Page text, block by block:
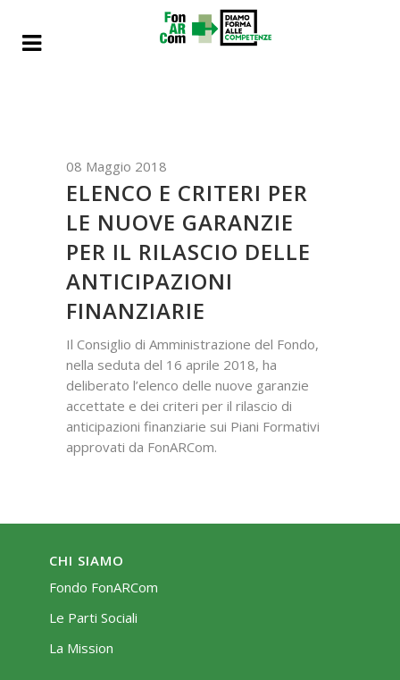
08 Maggio 2018
ELENCO E CRITERI PER
LE NUOVE GARANZIE
PER IL RILASCIO DELLE
ANTICIPAZIONI
FINANZIARIE
Il Consiglio di Amministrazione del Fondo,
nella seduta del 16 aprile 2018, ha
deliberato l’elenco delle nuove garanzie
accettate e dei criteri per il rilascio di
anticipazioni finanziarie sui Piani Formativi
approvati da FonARCom.
CHI SIAMO
Fondo FonARCom
Le Parti Sociali
La Mission